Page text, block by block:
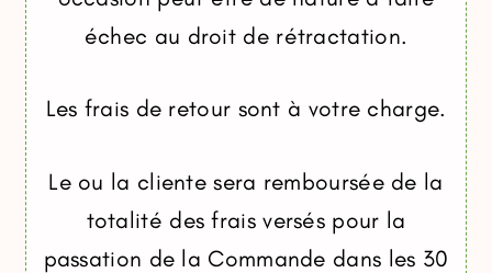
échec au droit de rétractation.
Les frais de retour sont à votre charge.
Le ou la cliente sera remboursée de la
totalité des frais versés pour la
passation de la Commande dans les 30